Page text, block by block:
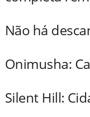
Não há
Onimusha:
Silent Hill: